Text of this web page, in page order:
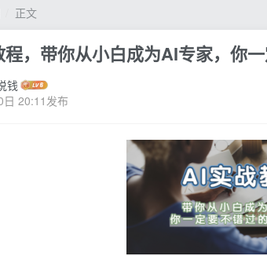
正文
，带你从小白成为AI专家，你
钱
日 20:11发布